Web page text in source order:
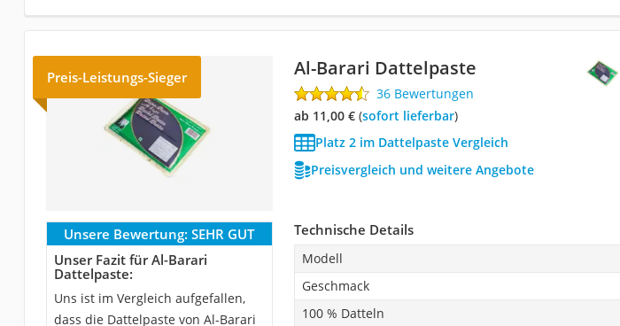
Preis-Leistungs-Sieger Al-Barari Dattelpaste
36 Bewertungen
ab 11,00 €( Sofort lieferbar)
Platz 2 im Dattelpaste Vergleich
Preisvergleich und weitere Angebote
Unsere Bewertung: SEHR GUT
Unser Fazit für Al-Barari
Dattelpaste:
Uns ist im Vergleich aufgefallen,
dass die Dattelpaste von Al-Barari
Technische Details
Modell
Geschmack
100 % Datteln